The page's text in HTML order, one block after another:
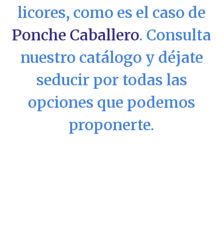
licores, como es el caso de
Ponche Caballero. Consulta
nuestro catálogo y déjate
seducir por todas las
opciones que podemos
proponerte.